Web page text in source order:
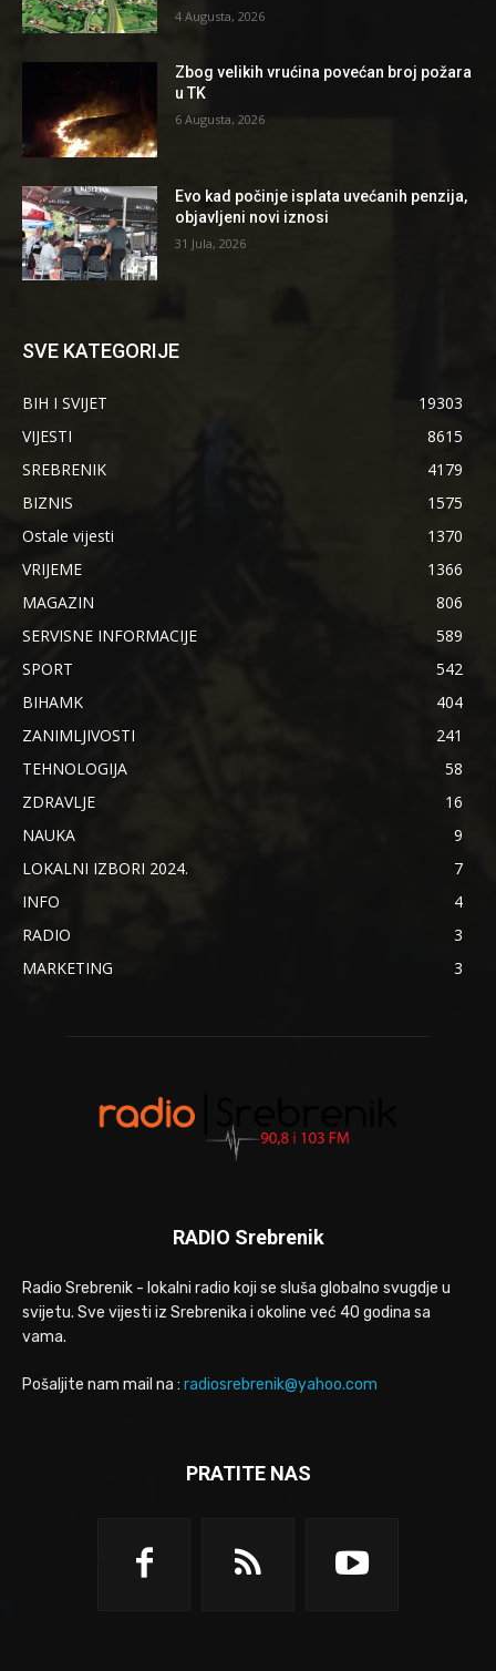
4 Augusta, 2026
Zbog velikih vrućina povećan broj požara
u TK
6 Augusta, 2026
Evo kad počinje isplata uvećanih penzija,
objavljeni novi iznosi
31 Jula, 2026
SVE KATEGORIJE
BIH I SVIJET
19303
VIJESTI
8615
SREBRENIK
4179
BIZNIS
1575
Ostale vijesti
1370
VRIJEME
1366
MAGAZIN
806
SERVISNE INFORMACIJE
589
SPORT
542
BIHAMK
404
ZANIMLJIVOSTI
241
TEHNOLOGIJA
58
ZDRAVLJE
16
NAUKA
9
LOKALNI IZBORI 2024.
7
INFO
4
RADIO
3
MARKETING
3
RADIO Srebrenik
Radio Srebrenik - lokalni radio koji se sluša globalno svugdje u
svijetu. Sve vijesti iz Srebrenika i okoline već 40 godina sa
vama.
Pošaljite nam mail na : radiosrebrenik@yahoo.com
PRATITE NAS